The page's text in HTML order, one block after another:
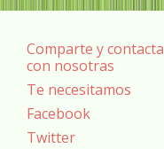
Comparte y contacta
con nosotras
Te necesitamos
Facebook
Twitter